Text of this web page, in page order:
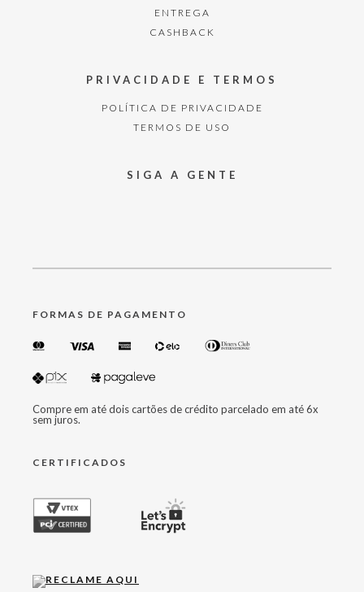
ENTREGA
CASHBACK
PRIVACIDADE E TERMOS
POLÍTICA DE PRIVACIDADE
TERMOS DE USO
SIGA A GENTE
FORMAS DE PAGAMENTO
Compre em até dois cartões de crédito parcelado em até 6x
sem juros.
CERTIFICADOS